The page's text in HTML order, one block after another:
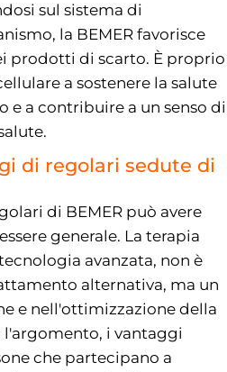
sul sistema di
la BEMER favorisce
prodotti di scarto. È proprio
a sostenere la salute
e a contribuire a un senso di
di regolari sedute di
di BEMER può avere
generale. La terapia
avanzata, non è
alternativa, ma un
e nell'ottimizzazione della
i vantaggi
che partecipano a